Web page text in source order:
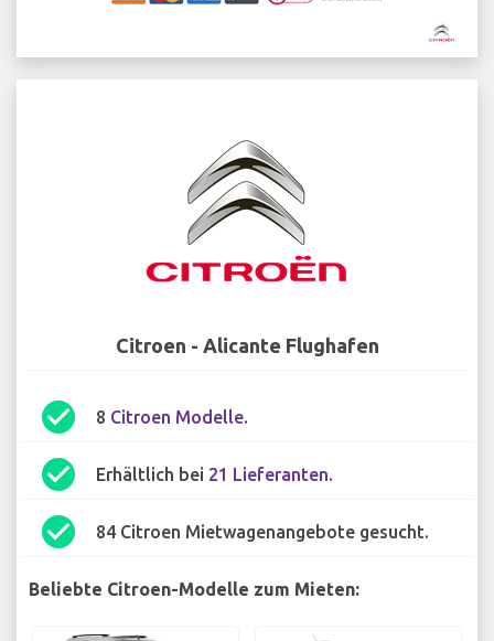
Citroen - Alicante Flughafen
check_circle 8 Citroen Modelle.
check_circle Erhältlich bei 21 Lieferanten.
check_circle 84 Citroen Mietwagenangebote gesucht.
Beliebte Citroen-Modelle zum Mieten: